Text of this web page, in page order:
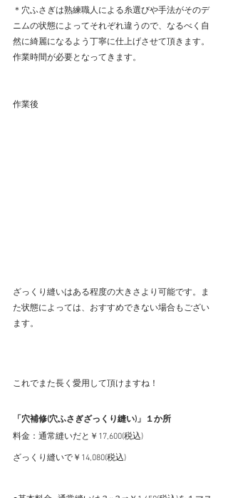
＊穴ふさぎは熟練職人による糸選びや手法がそのデ
ニムの状態によってそれぞれ違うので、なるべく自
然に綺麗になるよう丁寧に仕上げさせて頂きます。
作業時間が必要となってきます。
作業後
ざっくり縫いはある程度の大きさより可能です。ま
た状態によっては、おすすめできない場合もござい
ます。
これでまた長く愛用して頂けますね！
「穴補修(穴ふさぎざっくり縫い)」１か所
料金：通常縫いだと￥17,600(税込)
ざっくり縫いで￥14,080(税込)